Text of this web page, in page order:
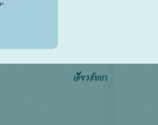
า
เกี่ยวกับเรา